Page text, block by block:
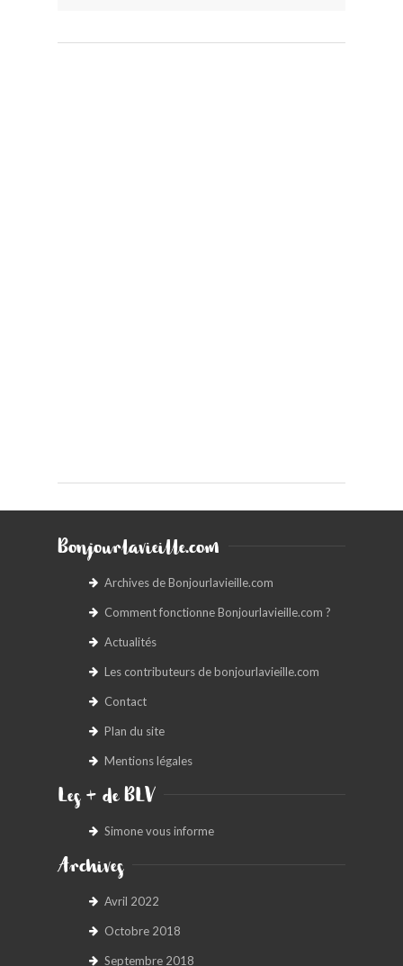
Bonjourlavieille.com
Archives de Bonjourlavieille.com
Comment fonctionne Bonjourlavieille.com ?
Actualités
Les contributeurs de bonjourlavieille.com
Contact
Plan du site
Mentions légales
Les + de BLV
Simone vous informe
Archives
Avril 2022
Octobre 2018
Septembre 2018